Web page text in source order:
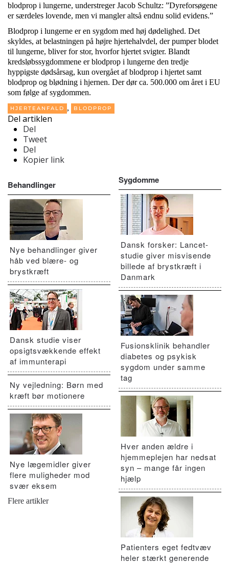
blodprop i lungerne, understreger Jacob Schultz: ”Dyreforsøgene
er særdeles lovende, men vi mangler altså endnu solid evidens.”
Blodprop i lungerne er en sygdom med høj dødelighed. Det
skyldes, at belastningen på højre hjertehalvdel, der pumper blodet
til lungerne, bliver for stor, hvorfor hjertet svigter. Blandt
kredsløbssygdommene er blodprop i lungerne den tredje
hyppigste dødsårsag, kun overgået af blodprop i hjertet samt
blodprop og blødning i hjernen. Der dør ca. 500.000 om året i EU
som følge af sygdommen.
HJERTEANFALD , BLODPROP
Del artiklen
Del
Tweet
Del
Kopier link
Behandlinger
Nye behandlinger giver
håb ved blære- og
brystkræft
Dansk studie viser
opsigtsvækkende effekt
af immunterapi
Ny vejledning: Børn med
kræft bør motionere
Nye lægemidler giver
flere muligheder mod
svær eksem
Flere artikler
Sygdomme
Dansk forsker: Lancet-
studie giver misvisende
billede af brystkræft i
Danmark
Fusionsklinik behandler
diabetes og psykisk
sygdom under samme
tag
Hver anden ældre i
hjemmeplejen har nedsat
syn – mange får ingen
hjælp
Patienters eget fedtvæv
heler stærkt generende